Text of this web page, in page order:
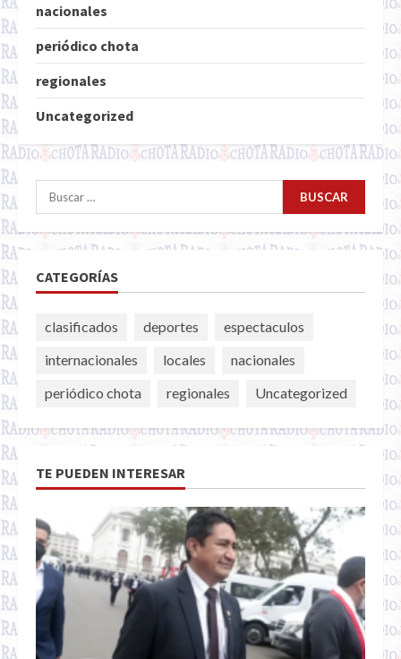
nacionales
periódico chota
regionales
Uncategorized
Buscar:
CATEGORÍAS
clasificados deportes
espectaculos
internacionales
locales
nacionales
periódico chota
regionales Uncategorized
TE PUEDEN INTERESAR